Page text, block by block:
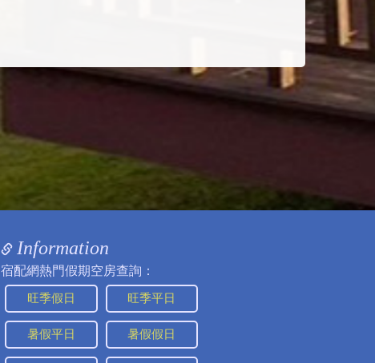
Information
宿配網熱門假期空房查詢：
旺季假日 旺季平日
暑假平日 暑假假日